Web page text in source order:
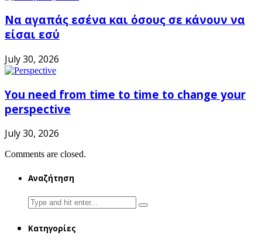
Να αγαπάς εσένα και όσους σε κάνουν να
είσαι εσύ
July 30, 2026
You need from time to time to change your
perspective
July 30, 2026
Comments are closed.
Αναζήτηση
Search
for:
Κατηγορίες